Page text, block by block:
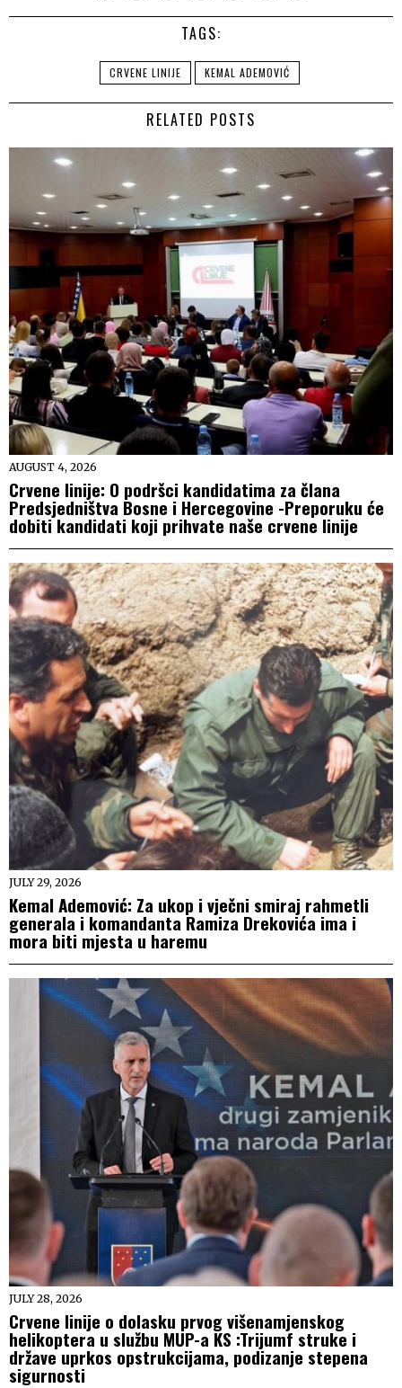
TAGS:
CRVENE LINIJE KEMAL ADEMOVIĆ
RELATED POSTS
AUGUST 4, 2026
Crvene linije: O podršci kandidatima za člana
Predsjedništva Bosne i Hercegovine -Preporuku će
dobiti kandidati koji prihvate naše crvene linije
JULY 29, 2026
Kemal Ademović: Za ukop i vječni smiraj rahmetli
generala i komandanta Ramiza Drekovića ima i
mora biti mjesta u haremu
JULY 28, 2026
Crvene linije o dolasku prvog višenamjenskog
helikoptera u službu MUP-a KS :Trijumf struke i
države uprkos opstrukcijama, podizanje stepena
sigurnosti